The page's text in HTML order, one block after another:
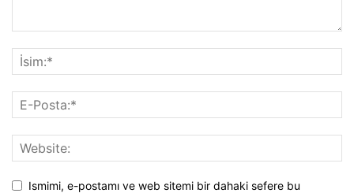
Ismimi, e-postamı ve web sitemi bir dahaki sefere bu